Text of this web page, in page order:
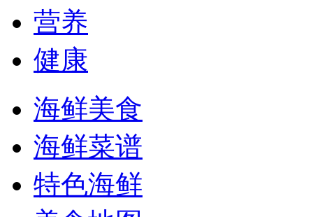
营养
健康
海鲜美食
海鲜菜谱
特色海鲜